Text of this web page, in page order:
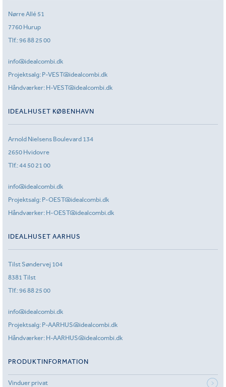
Nørre Allé 51
7760 Hurup
Tlf.:96 88 25 00
info@idealcombi.dk
Projektsalg: P-VEST@idealcombi.dk
Håndværker: H-VEST@idealcombi.dk
IDEALHUSET KØBENHAVN
Arnold Nielsens Boulevard 134
2650 Hvidovre
Tlf.:44 50 21 00
info@idealcombi.dk
Projektsalg: P-OEST@idealcombi.dk
Håndværker: H-OEST@idealcombi.dk
IDEALHUSET AARHUS
Tilst Søndervej 104
8381 Tilst
Tlf.:96 88 25 00
info@idealcombi.dk
Projektsalg: P-AARHUS@idealcombi.dk
Håndværker: H-AARHUS@idealcombi.dk
PRODUKTINFORMATION
Vinduer privat